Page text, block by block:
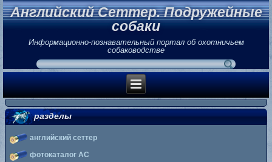
Английский Сеттер. Подружейные
собаки
Информационно-познавательный портал об охотничьем
собаководстве
разделы
английский сеттер
фотокаталог АС